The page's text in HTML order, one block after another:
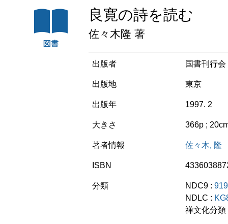
良寛の詩を読む
佐々木隆 著
出版者 国書刊行会
出版地 東京
出版年 1997. 2
大きさ 366p ;
著者情報 佐々木, 隆
ISBN
分類 NDC9 :
NDLC :
禅文化分